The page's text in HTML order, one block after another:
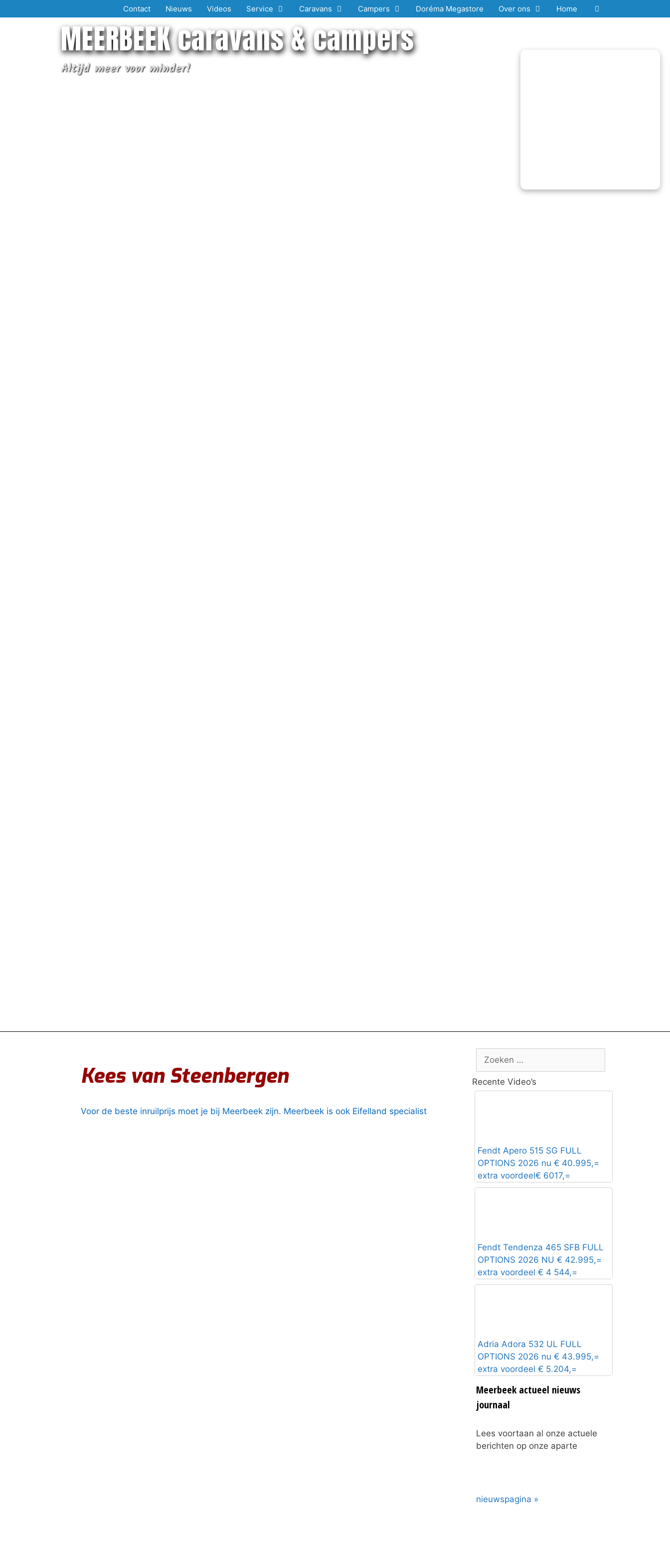
naar
Contact Nieuws Videos Service Caravans Campers Doréma Megastore Over ons Home
MEERBEEK caravans & campers
Altijd meer voor minder!
Kees van Steenbergen
Voor de beste inruilprijs moet je bij Meerbeek zijn. Meerbeek is ook Eifelland specialist
Zoek
Recente Video’s
Fendt Apero 515 SG FULL
OPTIONS 2026 nu € 40.995,=
extra voordeel€ 6017,=
Fendt Tendenza 465 SFB FULL
OPTIONS 2026 NU € 42.995,=
extra voordeel € 4 544,=
Adria Adora 532 UL FULL
OPTIONS 2026 nu € 43.995,=
extra voordeel € 5.204,=
Meerbeek actueel nieuws
journaal
Lees voortaan al onze actuele
berichten op onze aparte
nieuwspagina »